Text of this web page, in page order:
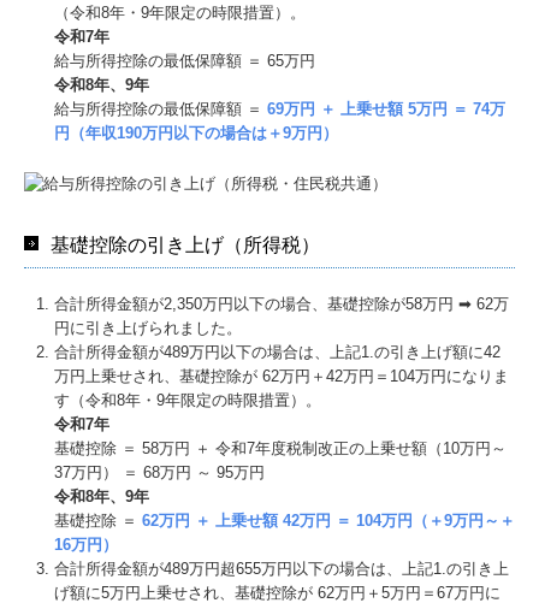
（令和8年・9年限定の時限措置）。
令和7年
給与所得控除の最低保障額 ＝ 65万円
令和8年、9年
給与所得控除の最低保障額 ＝ 69万円 ＋ 上乗せ額 5万円 ＝ 74万
円（年収190万円以下の場合は＋9万円）
基礎控除の引き上げ（所得税）
合計所得⾦額が2,350万円以下の場合、基礎控除が58万円 ➡ 62万
円に引き上げられました。
合計所得⾦額が489万円以下の場合は、上記1.の引き上げ額に42
万円上乗せされ、基礎控除が 62万円＋42万円＝104万円になりま
す（令和8年・9年限定の時限措置）。
令和7年
基礎控除 ＝ 58万円 ＋ 令和7年度税制改正の上乗せ額（10万円～
37万円） ＝ 68万円 ～ 95万円
令和8年、9年
基礎控除 ＝ 62万円 ＋ 上乗せ額 42万円 ＝ 104万円（＋9万円～＋
16万円）
合計所得⾦額が489万円超655万円以下の場合は、上記1.の引き上
げ額に5万円上乗せされ、基礎控除が 62万円＋5万円＝67万円に